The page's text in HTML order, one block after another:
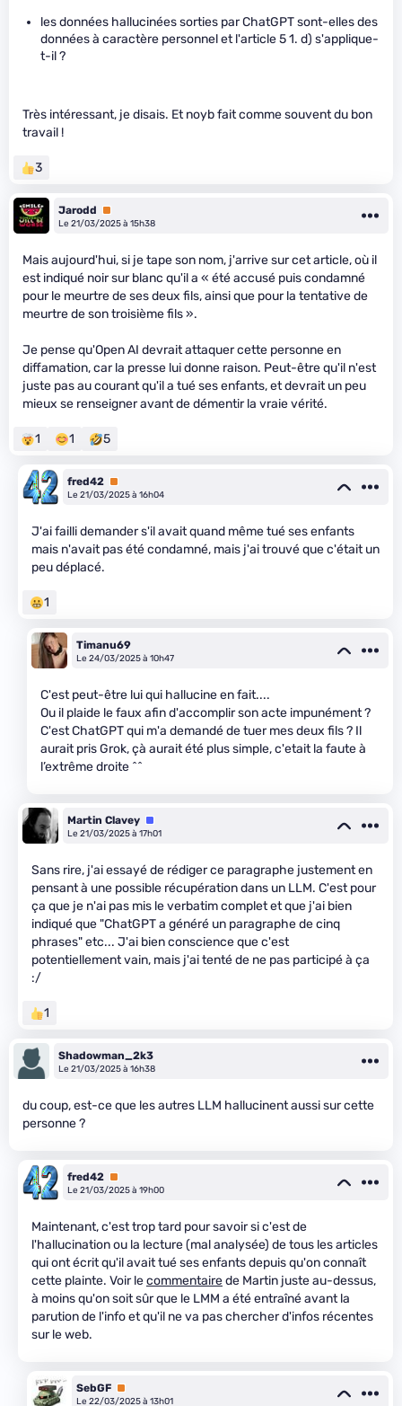
les données hallucinées sorties par ChatGPT sont-elles des
données à caractère personnel et l'article 5 1. d) s'applique-
t-il ?
Très intéressant, je disais. Et noyb fait comme souvent du bon
travail !
3
Jarodd
Premium
Le 21/03/2025 à 15h38
Mais aujourd'hui, si je tape son nom, j'arrive sur cet article, où il
est indiqué noir sur blanc qu'il a « été accusé puis condamné
pour le meurtre de ses deux fils, ainsi que pour la tentative de
meurtre de son troisième fils ».
Je pense qu'Open AI devrait attaquer cette personne en
diffamation, car la presse lui donne raison. Peut-être qu'il n'est
juste pas au courant qu'il a tué ses enfants, et devrait un peu
mieux se renseigner avant de démentir la vraie vérité.
1 1 5
fred42 Premium
Le 21/03/2025 à 16h04
J'ai failli demander s'il avait quand même tué ses enfants
mais n'avait pas été condamné, mais j'ai trouvé que c'était un
peu déplacé.
1
Timanu69
Le 24/03/2025 à 10h47
C'est peut-être lui qui hallucine en fait....
Ou il plaide le faux afin d'accomplir son acte impunément ?
C'est ChatGPT qui m'a demandé de tuer mes deux fils ? Il
aurait pris Grok, çà aurait été plus simple, c'etait la faute à
l’extrême droite ^^
Martin Clavey Équipe
Le 21/03/2025 à 17h01
Sans rire, j'ai essayé de rédiger ce paragraphe justement en
pensant à une possible récupération dans un LLM. C'est pour
ça que je n'ai pas mis le verbatim complet et que j'ai bien
indiqué que "ChatGPT a généré un paragraphe de cinq
phrases" etc... J'ai bien conscience que c'est
potentiellement vain, mais j'ai tenté de ne pas participé à ça
:/
1
Shadowman_2k3
Le 21/03/2025 à 16h38
du coup, est-ce que les autres LLM hallucinent aussi sur cette
personne ?
fred42 Premium
Le 21/03/2025 à 19h00
Maintenant, c'est trop tard pour savoir si c'est de
l'hallucination ou la lecture (mal analysée) de tous les articles
qui ont écrit qu'il avait tué ses enfants depuis qu'on connaît
cette plainte. Voir lecommentairede Martin juste au-dessus,
à moins qu'on soit sûr que le LMM a été entraîné avant la
parution de l'info et qu'il ne va pas chercher d'infos récentes
sur le web.
SebGF Premium
Le 22/03/2025 à 13h01